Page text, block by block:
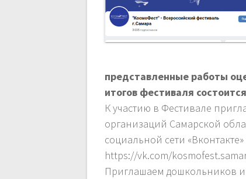
представленные работы
итогов фестиваля
К участию в Фестивале
организаций Самарской
социальной сети
https://vk.com/
Приглашаем дошкольников